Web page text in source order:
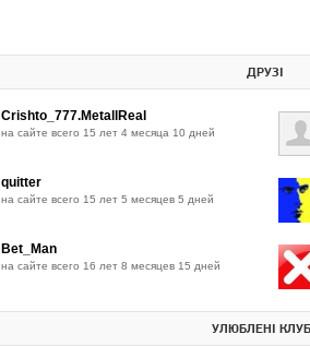
ДРУЗІ
Crishto_777.MetallReal
на сайте всего 15 лет 4 месяца 10 дней
quitter
на сайте всего 15 лет 5 месяцев 5 дней
Bet_Man
на сайте всего 16 лет 8 месяцев 15 дней
УЛЮБЛЕНІ